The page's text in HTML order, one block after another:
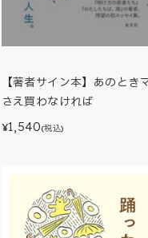
【著者サイン本】あのとき
さえ買わなければ
¥1,540(税込)